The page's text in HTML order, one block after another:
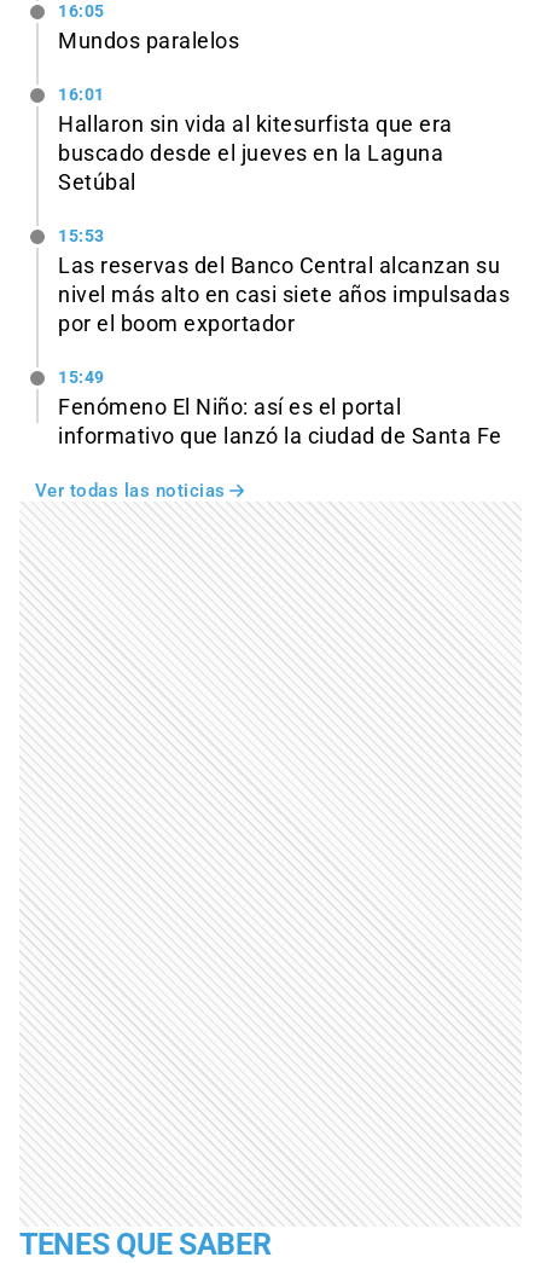
16:05
Mundos paralelos
16:01
Hallaron sin vida al kitesurfista que era
buscado desde el jueves en la Laguna
Setúbal
15:53
Las reservas del Banco Central alcanzan su
nivel más alto en casi siete años impulsadas
por el boom exportador
15:49
Fenómeno El Niño: así es el portal
informativo que lanzó la ciudad de Santa Fe
Ver todas las noticias
TENES QUE SABER